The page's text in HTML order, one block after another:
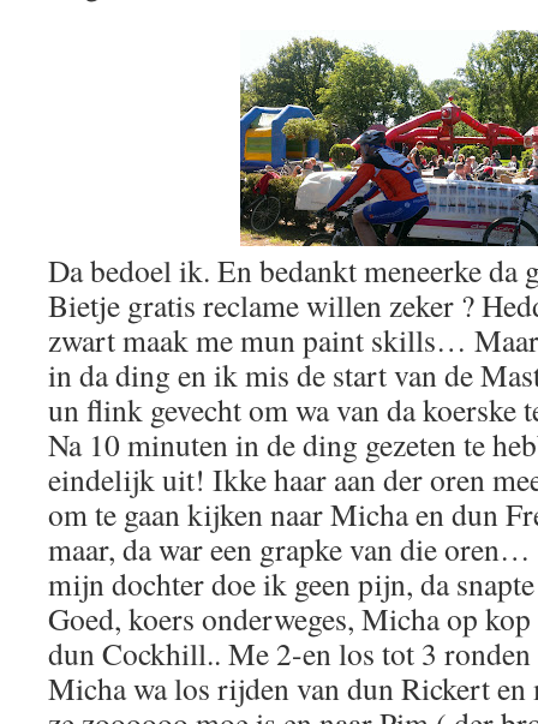
Da bedoel ik. En bedankt meneerke da
Bietje gratis reclame willen zeker ?
zwart maak me mun paint skills…
in da ding en ik mis de start van de
un flink gevecht om wa van da koerske
Na 10 minuten in de ding gezeten te
eindelijk uit! Ikke haar aan der oren
om te gaan kijken naar Micha en dun
maar, da war een grapke van die
mijn dochter doe ik geen pijn, da
Goed, koers onderweges, Micha op
dun Cockhill.. Me 2-en los tot 3
Micha wa los rijden van dun Rickert en